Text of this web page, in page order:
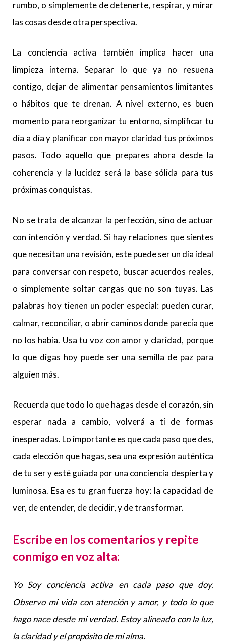
rumbo, o simplemente de detenerte, respirar, y mirar
las cosas desde otra perspectiva.
La conciencia activa también implica hacer una
limpieza interna. Separar lo que ya no resuena
contigo, dejar de alimentar pensamientos limitantes
o hábitos que te drenan. A nivel externo, es buen
momento para reorganizar tu entorno, simplificar tu
día a día y planificar con mayor claridad tus próximos
pasos. Todo aquello que prepares ahora desde la
coherencia y la lucidez será la base sólida para tus
próximas conquistas.
No se trata de alcanzar la perfección, sino de actuar
con intención y verdad. Si hay relaciones que sientes
que necesitan una revisión, este puede ser un día ideal
para conversar con respeto, buscar acuerdos reales,
o simplemente soltar cargas que no son tuyas. Las
palabras hoy tienen un poder especial: pueden curar,
calmar, reconciliar, o abrir caminos donde parecía que
no los había. Usa tu voz con amor y claridad, porque
lo que digas hoy puede ser una semilla de paz para
alguien más.
Recuerda que todo lo que hagas desde el corazón, sin
esperar nada a cambio, volverá a ti de formas
inesperadas. Lo importante es que cada paso que des,
cada elección que hagas, sea una expresión auténtica
de tu ser y esté guiada por una conciencia despierta y
luminosa. Esa es tu gran fuerza hoy: la capacidad de
ver, de entender, de decidir, y de transformar.
Escribe en los comentarios y repite
conmigo en voz alta:
Yo Soy conciencia activa en cada paso que doy.
Observo mi vida con atención y amor, y todo lo que
hago nace desde mi verdad. Estoy alineado con la luz,
la claridad y el propósito de mi alma.